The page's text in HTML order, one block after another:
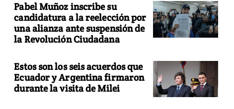
Pabel Muñoz inscribe su
candidatura a la reelección por
una alianza ante suspensión de
la Revolución Ciudadana
Estos son los seis acuerdos que
Ecuador y Argentina firmaron
durante la visita de Milei